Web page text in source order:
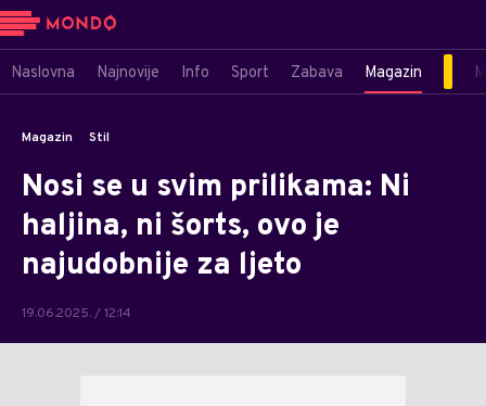
Naslovna Najnovije Info Sport Zabava Magazin
Magazin Stil
Nosi se u svim prilikama: Ni
haljina, ni šorts, ovo je
najudobnije za ljeto
19.06.2025. / 12:14